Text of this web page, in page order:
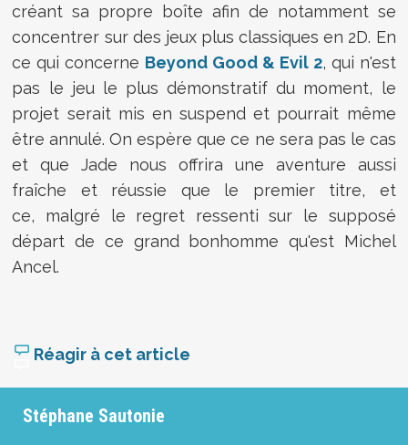
créant sa propre boîte afin de notamment se
concentrer sur des jeux plus classiques en 2D. En
ce qui concerne Beyond Good & Evil 2, qui n'est
pas le jeu le plus démonstratif du moment, le
projet serait mis en suspend et pourrait même
être annulé. On espère que ce ne sera pas le cas
et que Jade nous offrira une aventure aussi
fraîche et réussie que le premier titre, et
ce, malgré le regret ressenti sur le supposé
départ de ce grand bonhomme qu'est Michel
Ancel.
Réagir à cet article
Stéphane Sautonie